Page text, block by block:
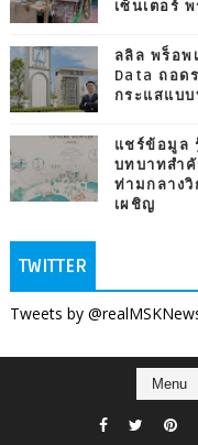
เซ็นเตอร์
ลลิล พร็อพ
Data ถอด
กระแสแบ
แชร์ข้อมูล
บทบาทสำ
ท่ามกลาง
เผชิญ
TWITTER
Tweets by